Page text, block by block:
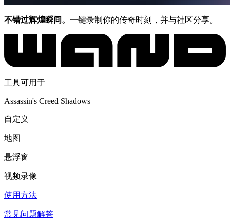
不错过辉煌瞬间。 一键录制你的传奇时刻，并与社区分享。
工具可用于
Assassin's Creed Shadows
自定义
地图
悬浮窗
视频录像
使用方法
常见问题解答